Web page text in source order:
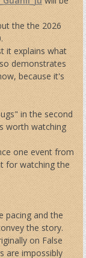
the the 2026
it explains what
demonstrates
because it's
in the second
worth watching
one event from
for watching the
pacing and the
the story.
on False
are impossibly